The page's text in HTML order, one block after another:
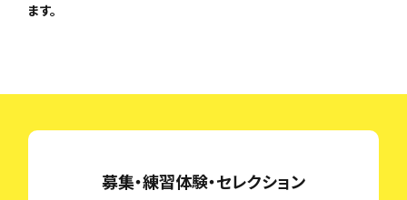
ます。
募集・練習体験・セレクション